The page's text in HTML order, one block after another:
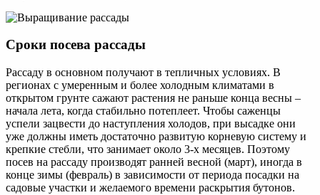
Сроки посева рассады
Рассаду в основном получают в тепличных условиях. В
регионах с умеренным и более холодным климатами в
открытом грунте сажают растения не раньше конца весны –
начала лета, когда стабильно потеплеет. Чтобы саженцы
успели зацвести до наступления холодов, при высадке они
уже должны иметь достаточно развитую корневую систему и
крепкие стебли, что занимает около 3-х месяцев. Поэтому
посев на рассаду производят ранней весной (март), иногда в
конце зимы (февраль) в зависимости от периода посадки на
садовые участки и желаемого времени раскрытия бутонов.